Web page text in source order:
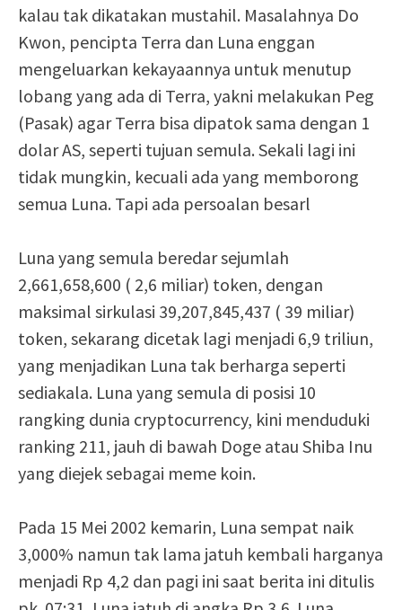
kalau tak dikatakan mustahil. Masalahnya Do
Kwon, pencipta Terra dan Luna enggan
mengeluarkan kekayaannya untuk menutup
lobang yang ada di Terra, yakni melakukan Peg
(Pasak) agar Terra bisa dipatok sama dengan 1
dolar AS, seperti tujuan semula. Sekali lagi ini
tidak mungkin, kecuali ada yang memborong
semua Luna. Tapi ada persoalan besarl
Luna yang semula beredar sejumlah
2,661,658,600 ( 2,6 miliar) token, dengan
maksimal sirkulasi 39,207,845,437 ( 39 miliar)
token, sekarang dicetak lagi menjadi 6,9 triliun,
yang menjadikan Luna tak berharga seperti
sediakala. Luna yang semula di posisi 10
rangking dunia cryptocurrency, kini menduduki
ranking 211, jauh di bawah Doge atau Shiba Inu
yang diejek sebagai meme koin.
Pada 15 Mei 2002 kemarin, Luna sempat naik
3,000% namun tak lama jatuh kembali harganya
menjadi Rp 4,2 dan pagi ini saat berita ini ditulis